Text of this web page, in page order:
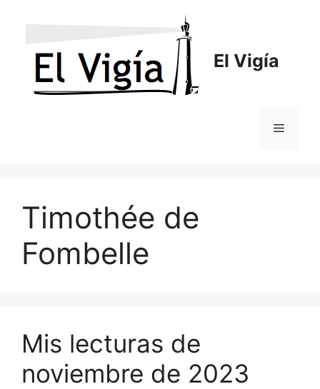
El Vigía
Menú
Timothée de
Fombelle
Mis lecturas de
noviembre de 2023